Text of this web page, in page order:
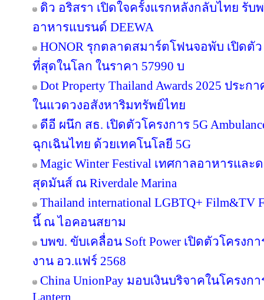
ดิว อริสรา เปิดใจครั้้งแรกหลังกลับไทย รั
อาหารแบรนด์ DEEWA
HONOR รุกตลาดสมาร์ตโฟนจอพับ เปิดตัว
ที่สุดในโลก ในราคา 57990 บ
Dot Property Thailand Awards 2025 ประ
ในแวดวงอสังหาริมทรัพย์ไทย
ดีอี ผนึก สธ. เปิดตัวโครงการ 5G
ฉุกเฉินไทย ด้วยเทคโนโลยี 5G
Magic Winter Festival เทศกาลอาหารแ
สุดมันส์ ณ Riverdale Marina
Thailand international LGBTQ+ Film&TV
นี้ ณ ไอคอนสยาม
บพข. ขับเคลื่อน Soft Power เปิดตัวโครง
งาน อว.แฟร์ 2568
China UnionPay มอบเงินบริจาคในโครงกา
Lantern